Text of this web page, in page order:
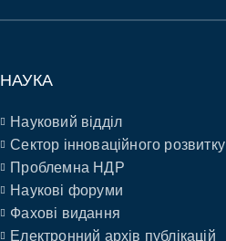
НАУКА
Науковий відділ
Сектор інноваційного розвитку
Проблемна НДР
Наукові форуми
Фахові видання
Електронний архів публікацій